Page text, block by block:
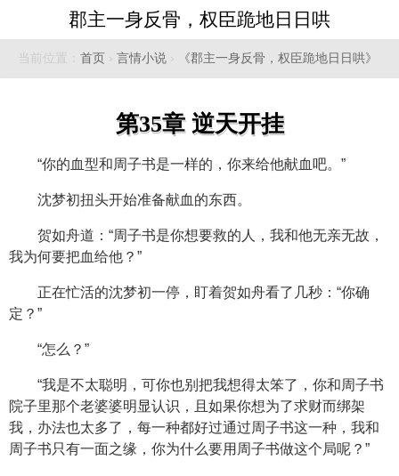
郡主一身反骨，权臣跪地日日哄
当前位置： 首页 › 言情小说 › 《郡主一身反骨，权臣跪地日日哄》
第35章 逆天开挂
“你的血型和周子书是一样的，你来给他献血吧。”
沈梦初扭头开始准备献血的东西。
贺如舟道：“周子书是你想要救的人，我和他无亲无故，
我为何要把血给他？”
正在忙活的沈梦初一停，盯着贺如舟看了几秒：“你确
定？”
“怎么？”
“我是不太聪明，可你也别把我想得太笨了，你和周子书
院子里那个老婆婆明显认识，且如果你想为了求财而绑架
我，办法也太多了，每一种都好过通过周子书这一种，我和
周子书只有一面之缘，你为什么要用周子书做这个局呢？”